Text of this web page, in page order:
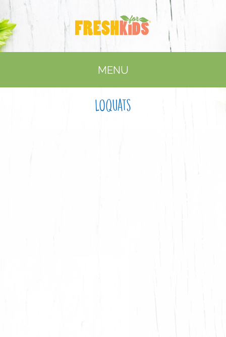
MENU
Loquats